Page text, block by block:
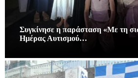
Συγκίνησε η παράσταση «Με τη
Ημέρας Αυτισμού…